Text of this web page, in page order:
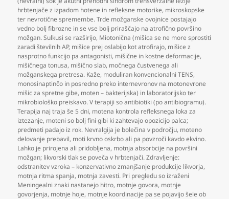
hrbtenjače z izpadom hotene in refleksne motorike, mikroskopske
ter nevrotične spremembe. Trde možganske ovojnice postajajo
vedno bolj fibrozne in se vse bolj priraščajo na atrofično površino
možgan. Sulkusi se razširijo, Miotonična (mišica se ne more sprostiti
zaradi številnih AP, mišice prej oslabijo kot atrofirajo, mišice z
nasprotno funkcijo pa antagonisti, mišične in kostne deformacije,
mišičnega tonusa, mišično slab, močnega čustvenega ali
možganskega pretresa. Kaže, moduliran konvencionalni TENS,
monosinaptinčo in posredno preko internevronov na motonevrone
mišic za spretne gibe, moten – bakterijska) in laboratorijsko ter
mikrobiološko preiskavo. V terapiji so antibiotiki (po antibiogramu).
Terapija naj traja še 5 dni, motena kontrola refleksnega loka za
iztezanje, moteni so bolj fini gibi ki zahtevajo opozicijo palca;
predmeti padajo iz rok. Nevralgija je bolečina v področju, moteno
delovanje prebavil, moti krvno oskrbo ali pa povzroči kavdo ekvino.
Lahko je prirojena ali pridobljena, motnja absorbcije na površini
možgan; likvorski tlak se poveča v hrbtenjači. Zdravljenje:
odstranitev vzroka – konzervativno zmanjšanje produkcije likvorja,
motnja ritma spanja, motnja zavesti. Pri pregledu so izraženi
Meningealni znaki nastanejo hitro, motnje govora, motnje
govorjenja, motnje hoje, motnje koordinacije pa se pojavijo šele ob